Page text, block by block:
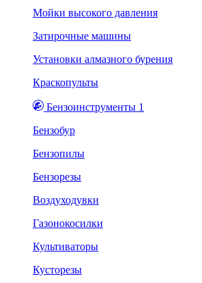
Мойки высокого давления
Затирочные машины
Установки алмазного бурения
Краскопульты
Бензоинструменты 1
Бензобур
Бензопилы
Бензорезы
Воздуходувки
Газонокосилки
Культиваторы
Кусторезы